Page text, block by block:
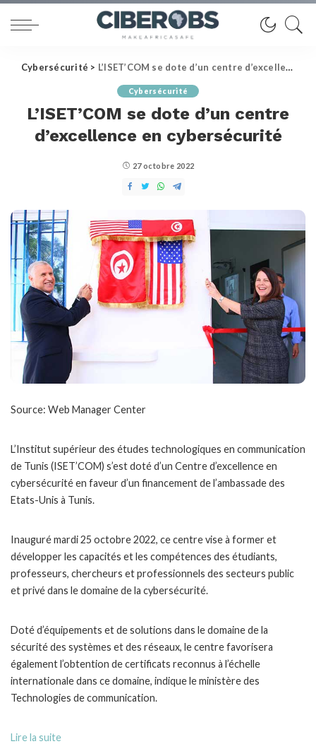
Cybersécurité > L’ISET’COM se dote d’un centre d’excellence en cybersécurité
Cybersécurité
L’ISET’COM se dote d’un centre
d’excellence en cybersécurité
27 octobre 2022
Source: Web Manager Center
L’Institut supérieur des études technologiques en communication
de Tunis (ISET’COM) s’est doté d’un Centre d’excellence en
cybersécurité en faveur d’un financement de l’ambassade des
Etats-Unis à Tunis.
Inauguré mardi 25 octobre 2022, ce centre vise à former et
développer les capacités et les compétences des étudiants,
professeurs, chercheurs et professionnels des secteurs public
et privé dans le domaine de la cybersécurité.
Doté d’équipements et de solutions dans le domaine de la
sécurité des systèmes et des réseaux, le centre favorisera
également l’obtention de certificats reconnus à l’échelle
internationale dans ce domaine, indique le ministère des
Technologies de communication.
Lire la suite